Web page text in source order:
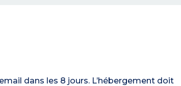
dans les 8 jours. L’hébergement doit